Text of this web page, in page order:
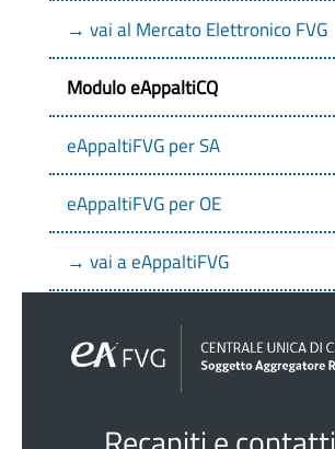
→ vai al Mercato Elettronico FVG
Modulo eAppaltiCQ
eAppaltiFVG per SA
eAppaltiFVG per OE
→ vai a eAppaltiFVG